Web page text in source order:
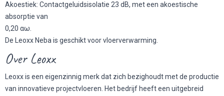
Akoestiek: Contactgeluidsisolatie 23 dB, met een akoestische
absorptie van
0,20 αω.
De Leoxx Neba is geschikt voor vloerverwarming.
Over Leoxx
Leoxx is een eigenzinnig merk dat zich bezighoudt met de productie
van innovatieve projectvloeren. Het bedrijf heeft een uitgebreid